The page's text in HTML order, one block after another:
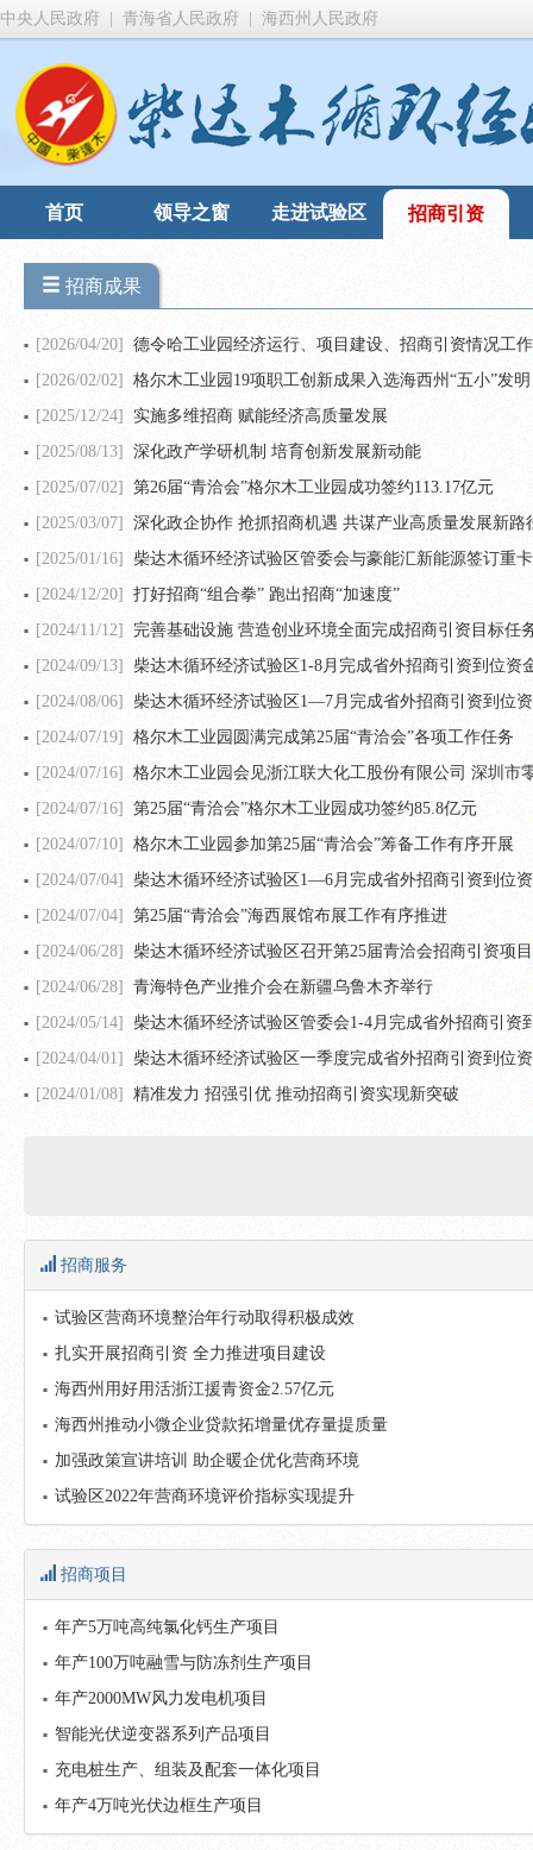
中央人民政府 青海省人民政府 海西州人民政府
首页 领导之窗 走进试验区 招商引资
招商成果
[2026/04/20] 德令哈工业园经济运行、项目建设、招商引资情况工
[2026/02/02] 格尔木工业园19项职工创新成果入选海西州“五小”发明
[2025/12/24] 实施多维招商 赋能经济高质量发展
[2025/08/13] 深化政产学研机制 培育创新发展新动能
[2025/07/02] 第26届“青洽会”格尔木工业园成功签约113.17亿元
[2025/03/07] 深化政企协作 抢抓招商机遇 共谋产业高质量发展新路
[2025/01/16]柴达木循环经济试验区管委会与豪能汇新能源签订重
[2024/12/20] 打好招商“组合拳” 跑出招商“加速度”
[2024/11/12] 完善基础设施 营造创业环境全面完成招商引资目标任
[2024/09/13] 柴达木循环经济试验区1-8月完成省外招商引资到位资
[2024/08/06] 柴达木循环经济试验区1—7月完成省外招商引资到位
[2024/07/19] 格尔木工业园圆满完成第25届“青洽会”各项工作任务
[2024/07/16] 格尔木工业园会见浙江联大化工股份有限公司 深圳市
[2024/07/16] ​第25届“青洽会”格尔木工业园成功签约85.8亿元
[2024/07/10] 格尔木工业园参加第25届“青洽会”筹备工作有序开展
[2024/07/04] 柴达木循环经济试验区1—6月完成省外招商引资到位
[2024/07/04] 第25届“青洽会”海西展馆布展工作有序推进
[2024/06/28] 柴达木循环经济试验区召开第25届青洽会招商引资项
[2024/06/28] 青海特色产业推介会在新疆乌鲁木齐举行
[2024/05/14] 柴达木循环经济试验区管委会1-4月完成省外招商引资
[2024/04/01]柴达木循环经济试验区一季度完成省外招商引资到位
[2024/01/08] 精准发力 招强引优 推动招商引资实现新突破
招商服务
试验区营商环境整治年行动取得积极成效
扎实开展招商引资 全力推进项目建设
海西州用好用活浙江援青资金2.57亿元
海西州推动小微企业贷款拓增量优存量提质量
加强政策宣讲培训 助企暖企优化营商环境
试验区2022年营商环境评价指标实现提升
招商项目
年产5万吨高纯氯化钙生产项目
年产100万吨融雪与防冻剂生产项目
年产2000MW风力发电机项目
智能光伏逆变器系列产品项目
充电桩生产、组装及配套一体化项目
年产4万吨光伏边框生产项目